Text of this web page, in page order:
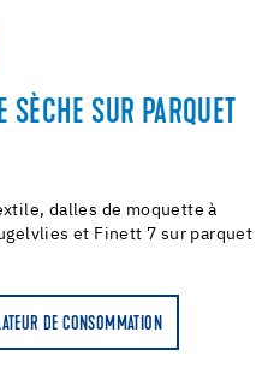
SÈCHE SUR PARQUET
dalles de moquette à
et Finett 7 sur parquet
DE CONSOMMATION